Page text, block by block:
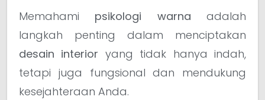
Memahami psikologi warna adalah
langkah penting dalam menciptakan
desain interior yang tidak hanya indah,
tetapi juga fungsional dan mendukung
kesejahteraan Anda.